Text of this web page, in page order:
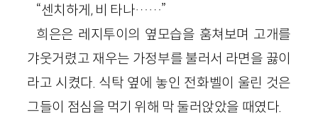
“센치하게, 비 타나……”
희은은 레지투이의 옆모습을 훔쳐보며 고개를
갸웃거렸고 재우는 가정부를 불러서 라면을 끓이
라고 시켰다. 식탁 옆에 놓인 전화벨이 울린 것은
그들이 점심을 먹기 위해 막 둘러앉았을 때였다.